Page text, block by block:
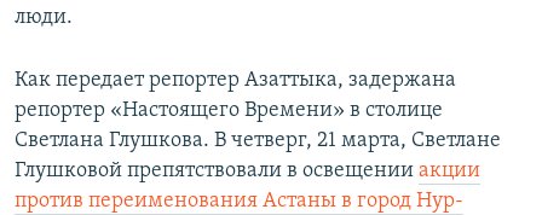
люди.
Как передает репортер Азаттыка, задержана
репортер «Настоящего Времени» в столице
Светлана Глушкова. В четверг, 21 марта, Светлане
Глушковой препятствовали в освещении акции
против переименования Астаны в город Нур-